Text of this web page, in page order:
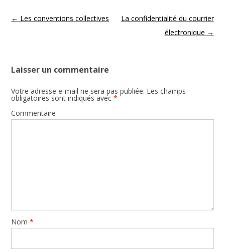
Navigation des articles
← Les conventions collectives
La confidentialité du courrier
électronique →
Laisser un commentaire
Votre adresse e-mail ne sera pas publiée. Les champs
obligatoires sont indiqués avec*
Commentaire
Nom*